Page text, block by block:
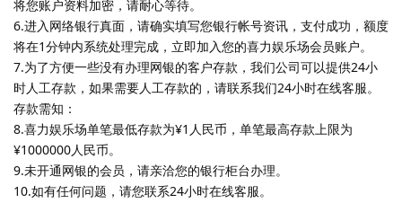
将您账户资料加密，请耐心等待。
6.进入网络银行真面，请确实填写您银行帐号资讯，支付成功，额度
将在1分钟内系统处理完成，立即加入您的喜力娱乐场会员账户。
7.为了方便一些没有办理网银的客户存款，我们公司可以提供24小
时人工存款，如果需要人工存款的，请联系我们24小时在线客服。
存款需知：
8.喜力娱乐场单笔最低存款为¥1人民币，单笔最高存款上限为
¥1000000人民币。
9.未开通网银的会员，请亲洽您的银行柜台办理。
10.如有任何问题，请您联系24小时在线客服。